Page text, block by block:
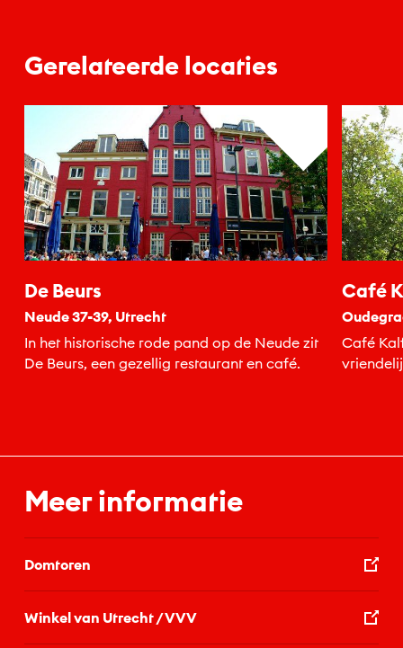
Gerelateerde locaties
De Beurs
Neude 37-39, Utrecht
In het historische rode pand op de Neude zit
De Beurs, een gezellig restaurant en café.
Café
Café
Meer informatie
Domtoren
Winkel van Utrecht / VVV